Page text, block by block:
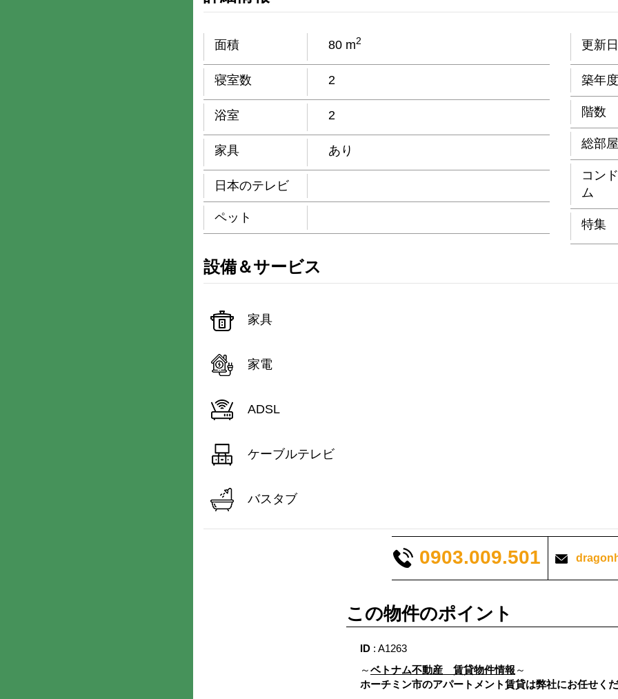
面積 80 m2
寝室数 2
浴室 2
家具 あり
日本のテレビ
ペット
更新日
築年度
階数
総部
コン
ム
特集
設備＆サービス
家具
家電
ADSL
ケーブルテレビ
バスタブ
0903.009.501
この物件のポイント
ID : A1263
～ベトナム不動産 賃貸物件情報 ～
ホーチミン市のアパートメント賃貸は弊社にお任せくだ